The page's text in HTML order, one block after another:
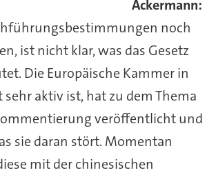
Ackermann:
noch
ist nicht klar, was das Gesetz
Die Europäische Kammer in
sehr aktiv ist, hat zu dem Thema
veröffentlicht und
sie daran stört. Momentan
mit der chinesischen